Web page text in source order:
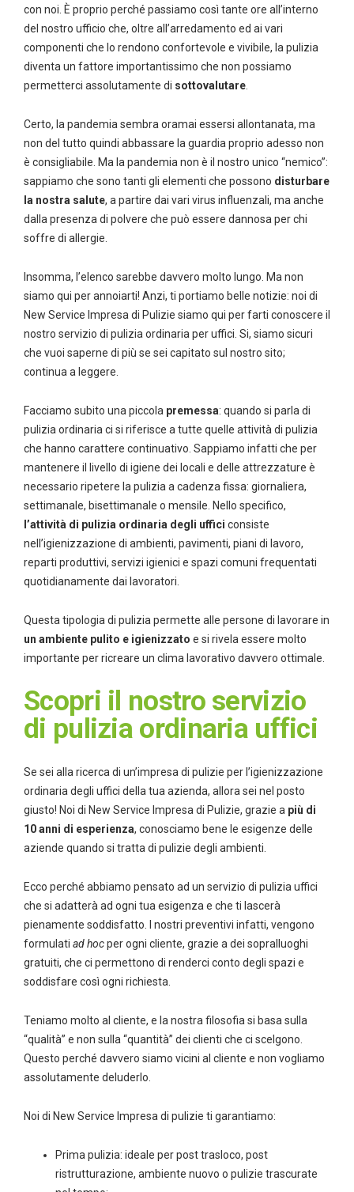
con noi. È proprio perché passiamo così tante ore all’interno
del nostro ufficio che, oltre all’arredamento ed ai vari
componenti che lo rendono confortevole e vivibile, la pulizia
diventa un fattore importantissimo che non possiamo
permetterci assolutamente di sottovalutare
Certo, la pandemia sembra oramai essersi allontanata, ma
non del tutto quindi abbassare la guardia proprio adesso non
è consigliabile. Ma la pandemia non è il nostro unico “nemico”:
sappiamo che sono tanti gli elementi che possono disturbare
la nostra salute, a partire dai vari virus influenzali, ma anche
dalla presenza di polvere che può essere dannosa per chi
soffre di allergie.
Insomma, l’elenco sarebbe davvero molto lungo. Ma non
siamo qui per annoiarti! Anzi, ti portiamo belle notizie: noi di
New Service Impresa di Pulizie siamo qui per farti conoscere il
nostro servizio di pulizia ordinaria per uffici. Si, siamo sicuri
che vuoi saperne di più se sei capitato sul nostro sito;
continua a leggere.
Facciamo subito una piccola premessa: quando si parla di
pulizia ordinaria ci si riferisce a tutte quelle attività di pulizia
che hanno carattere continuativo. Sappiamo infatti che per
mantenere il livello di igiene dei locali e delle attrezzature è
necessario ripetere la pulizia a cadenza fissa: giornaliera,
settimanale, bisettimanale o mensile. Nello specifico,
l’attività di pulizia ordinaria degli uffici consiste
nell’igienizzazione di ambienti, pavimenti, piani di lavoro,
reparti produttivi, servizi igienici e spazi comuni frequentati
quotidianamente dai lavoratori.
Questa tipologia di pulizia permette alle persone di lavorare in
un ambiente pulito e igienizzato e si rivela essere molto
importante per ricreare un clima lavorativo davvero ottimale.
Scopri il nostro servizio
di pulizia ordinaria uffici
Se sei alla ricerca di un’impresa di pulizie per l’igienizzazione
ordinaria degli uffici della tua azienda, allora sei nel posto
giusto! Noi di New Service Impresa di Pulizie, grazie a più di
10 anni di esperienza, conosciamo bene le esigenze delle
aziende quando si tratta di pulizie degli ambienti.
Ecco perché abbiamo pensato ad un servizio di pulizia uffici
che si adatterà ad ogni tua esigenza e che ti lascerà
pienamente soddisfatto. I nostri preventivi infatti, vengono
formulati ad hocper ogni cliente, grazie a dei sopralluoghi
gratuiti, che ci permettono di renderci conto degli spazi e
soddisfare così ogni richiesta.
Teniamo molto al cliente, e la nostra filosofia si basa sulla
“qualità” e non sulla “quantità” dei clienti che ci scelgono.
Questo perché davvero siamo vicini al cliente e non vogliamo
assolutamente deluderlo.
Noi di New Service Impresa di pulizie ti garantiamo:
Prima pulizia: ideale per post trasloco, post
ristrutturazione, ambiente nuovo o pulizie trascurate